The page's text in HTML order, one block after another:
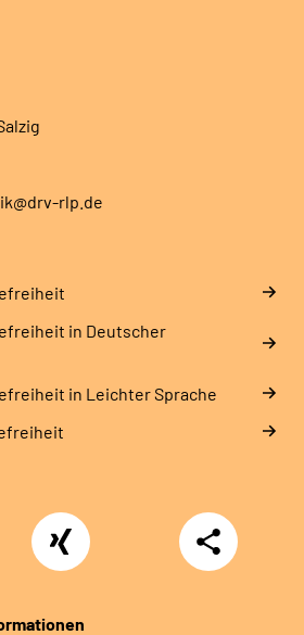
rlp.de
in Deutscher
in Leichter Sprache
Xing
Teilen